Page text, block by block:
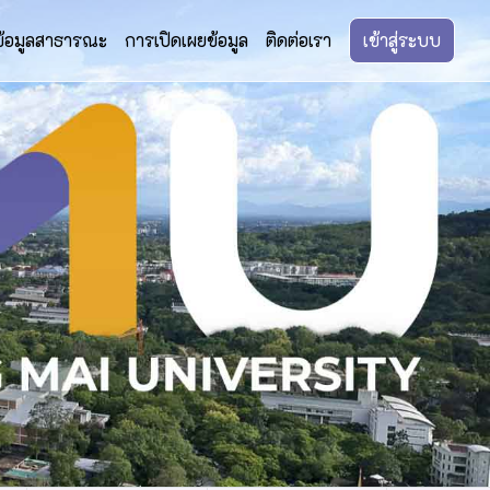
มูลสาธารณะ การเปิดเผยข้อมูล ติดต่อเรา เข้าสู่ระบบ